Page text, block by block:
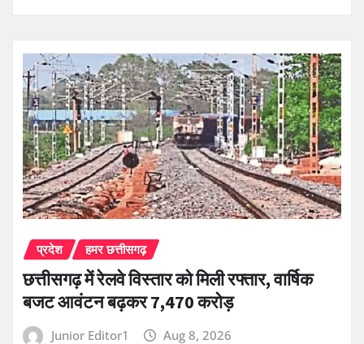
प्रदेश हमर छत्तीसगढ़
छत्तीसगढ़ में रेलवे विस्तार को मिली रफ्तार, वार्षिक
बजट आवंटन बढ़कर 7,470 करोड़
Junior Editor1 Aug 8, 2026